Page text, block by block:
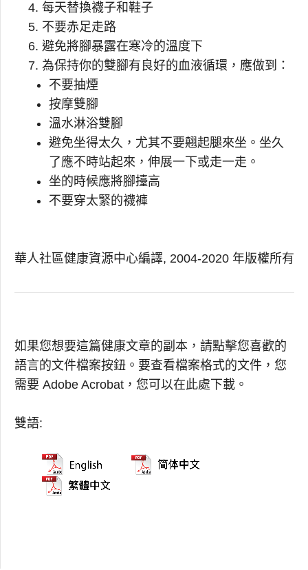
每天替換襪子和鞋子
不要赤足走路
避免將腳暴露在寒冷的溫度下
為保持你的雙腳有良好的血液循環，應做到：
不要抽煙
按摩雙腳
溫水淋浴雙腳
避免坐得太久，尤其不要翹起腿來坐。坐久
了應不時站起來，伸展一下或走一走。
坐的時候應將腳擡高
不要穿太緊的襪褲
華人社區健康資源中心編譯, 2004-2020 年版權所有
如果您想要這篇健康文章的副本，請點擊您喜歡的
語言的文件檔案按鈕。要查看檔案格式的文件，您
需要 Adobe Acrobat，您可以在此處下載。
雙語: